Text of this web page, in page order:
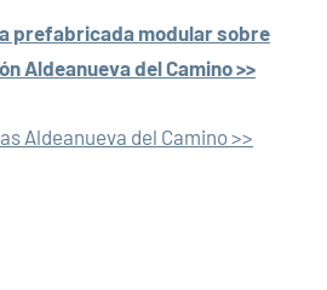
prefabricada modular sobre
Aldeanueva del Camino >>
Aldeanueva del Camino >>